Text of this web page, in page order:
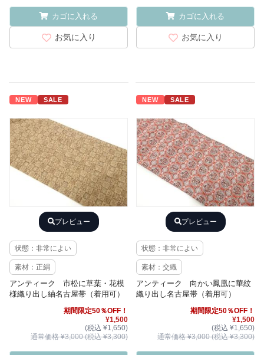
カゴに入れる
お気に入り
カゴに入れる
お気に入り
NEW SALE
プレビュー
状態：非常によい
素材：正絹
アンティーク 市松に草葉・花模
様織り出し紬名古屋帯（着用可）
期間限定50％OFF！
¥1,500
(税込 ¥1,650)
通常価格 ¥3,000 (税込 ¥3,300)
NEW SALE
プレビュー
状態：非常によい
素材：交織
アンティーク 向かい鳳凰に華紋
織り出し名古屋帯（着用可）
期間限定50％OFF！
¥1,500
(税込 ¥1,650)
通常価格 ¥3,000 (税込 ¥3,300)